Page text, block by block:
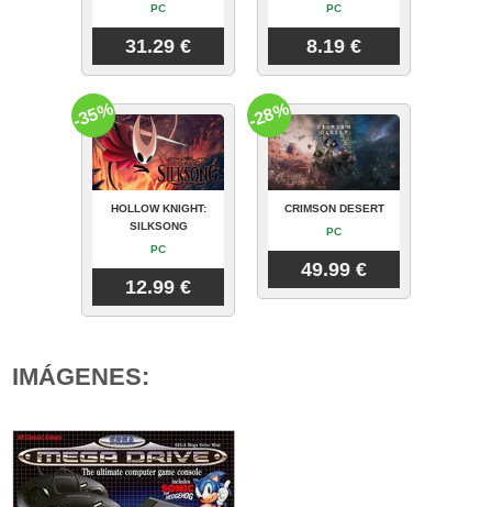
PC
31.29 €
PC
8.19 €
HOLLOW KNIGHT:
SILKSONG
PC
12.99 €
-35%
CRIMSON DESERT
PC
49.99 €
-28%
IMÁGENES: